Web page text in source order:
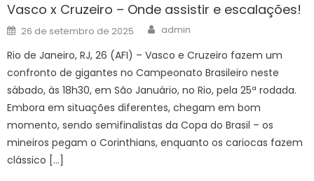
Vasco x Cruzeiro – Onde assistir e escalações!
Posted
on
26 de setembro de 2025 Author
admin
Rio de Janeiro, RJ, 26 (AFI) – Vasco e Cruzeiro fazem um
confronto de gigantes no Campeonato Brasileiro neste
sábado, às 18h30, em São Januário, no Rio, pela 25ª rodada.
Embora em situações diferentes, chegam em bom
momento, sendo semifinalistas da Copa do Brasil – os
mineiros pegam o Corinthians, enquanto os cariocas fazem
clássico […]